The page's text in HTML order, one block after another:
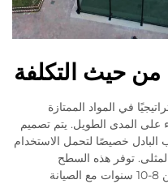
من حيث التكلفة
في المواد الممتازة
على المدى الطويل. يتم تصميم
خصيصًا لتحمل الاستخدام
توفر هذه السطح
المتخصص عادةً عمرًا افتراضيًا يتراوح بين 8-10 سنوات مع الصيانة